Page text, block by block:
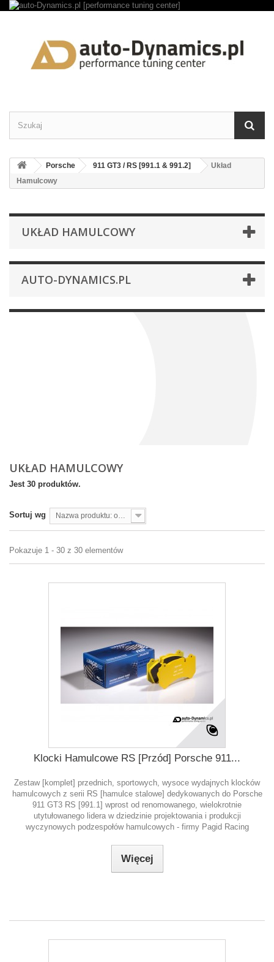
Porsche 911 GT3 / RS [991.1 & 991.2]
Układ
Hamulcowy
UKŁAD HAMULCOWY
AUTO-DYNAMICS.PL
UKŁAD HAMULCOWY
Jest 30 produktów.
Sortuj wg Nazwa produktu: od A do Z
Pokazuje 1 - 30 z 30 elementów
Klocki Hamulcowe RS [Przód] Porsche 911...
Zestaw [komplet] przednich, sportowych, wysoce wydajnych klocków
hamulcowych z serii RS [hamulce stalowe] dedykowanych do Porsche
911 GT3 RS [991.1] wprost od renomowanego, wielokrotnie
utytułowanego lidera w dziedzinie projektowania i produkcji
wyczynowych podzespołów hamulcowych - firmy Pagid Racing
Więcej